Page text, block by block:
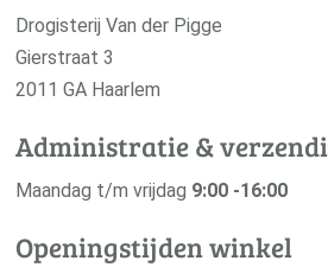
Drogisterij Van der Pigge
Gierstraat 3
2011 GA Haarlem
Administratie &
Maandag t/m vrijdag 9:00 -16:00
Openingstijden winkel